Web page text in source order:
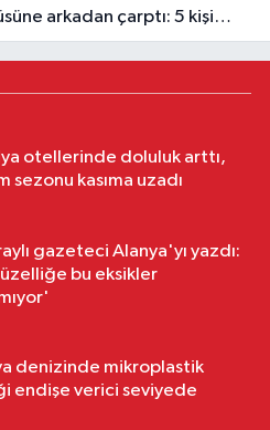
arkadan çarptı: 5 kişi
otellerinde doluluk arttı,
sezonu kasıma uzadı
gazeteci Alanya'yı yazdı:
bu eksikler
denizinde mikroplastik
endişe verici seviyede